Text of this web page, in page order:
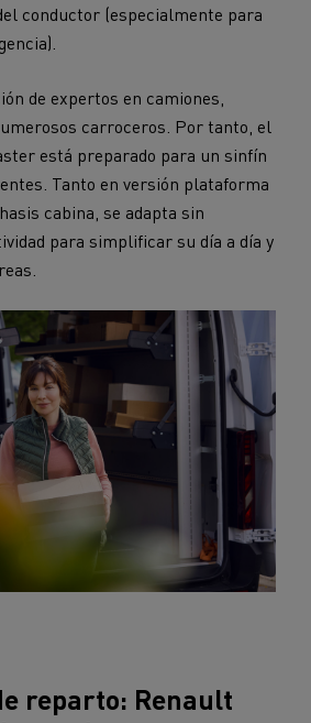
conductor (especialmente para
de expertos en camiones,
carroceros. Por tanto, el
está preparado para un sinfín
Tanto en versión plataforma
cabina, se adapta sin
para simplificar su día a día y
reparto: Renault